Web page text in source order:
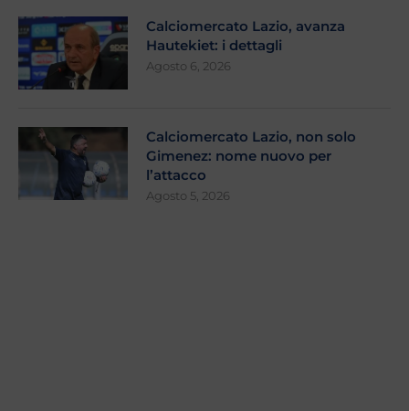
Calciomercato Lazio, avanza
Hautekiet: i dettagli
Agosto 6, 2026
Calciomercato Lazio, non solo
Gimenez: nome nuovo per
l’attacco
Agosto 5, 2026